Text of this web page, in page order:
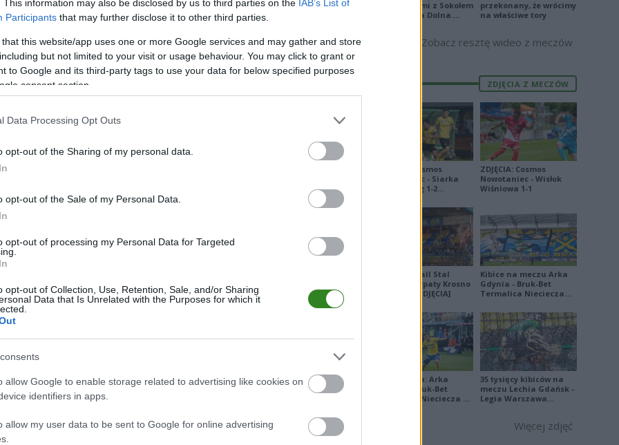
This information may also be disclosed by us to third parties on the IAB’s List of
Participants that may further disclose it to other third parties.
that this website/app uses one or more Google services and may gather and store
but not limited to your visit or usage behaviour. You may click to grant or
to Google and its third-party tags to use your data for below specified purposes
consent section.
Data Processing Opt Outs
opt-out of the Sharing of my personal data.
opt-out of the Sale of my Personal Data.
opt-out of processing my Personal Data for Targeted
opt-out of Collection, Use, Retention, Sale, and/or Sharing
Data that Is Unrelated with the Purposes for which it
allow Google to enable storage related to advertising like cookies on
identifiers in apps.
allow my user data to be sent to Google for online advertising
ZOBACZ WIĘCEJ (7)
M PKT Z R P GOLE FORMA
15 57-27
39-20
47-41
15 19 6 1 22-27
15 13 4 1 10 26-46
15 10 2 4 9 19-30
remis porażka
się punktami z Sokołem
Kolbuszowa Dolna.
przekonany, że wrócimy
na właściwe tory
Zobacz resztę wideo z meczów
ZDJĘCIA Z MECZÓW
ZDJĘCIA: Cosmos
Nowotaniec - Siarka
Tarnobrzeg 1-2
ZDJĘCIA: Cosmos
Nowotaniec - Wisłok
Wiśniowa 1-1
Derby Ekoball Stal
Sanok - Karpaty Krosno
na remis [ZDJĘCIA]
Kibice na meczu Arka
Gdynia - Bruk-Bet
Termalica Nieciecza
Ekstraklasa: Arka
Gdynia - Bruk-Bet
Termalica Nieciecza 2-
35 tysięcy kibiców na
meczu Lechia Gdańsk -
Legia Warszawa
Więcej zdjęć